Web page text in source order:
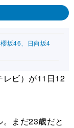
坂46、日向坂4
ビ）が11日12
まだ23歳だと